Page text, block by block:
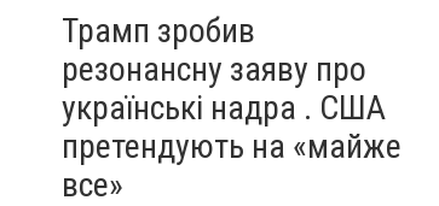
Трамп зробив
резонансну заяву про
українські надра . США
претендують на «майже
все»